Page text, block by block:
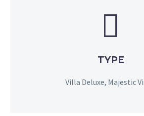


TYPE
Villa Deluxe, Majestic